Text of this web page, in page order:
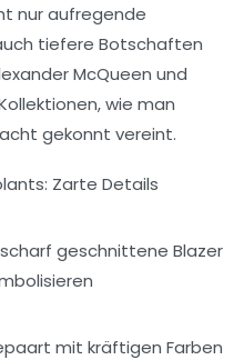
nur aufregende
tiefere Botschaften
McQueen und
wie man
gekonnt vereint.
Zarte Details
geschnittene Blazer
mit kräftigen Farben